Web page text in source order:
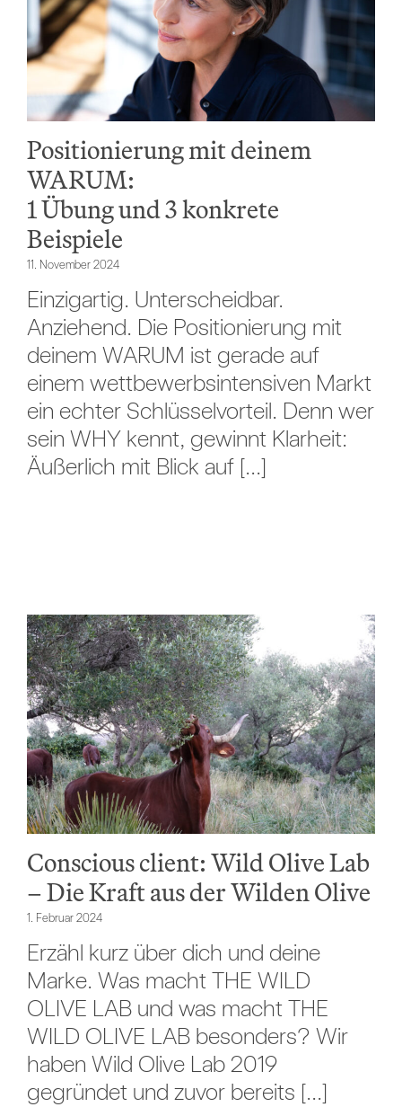
Positionierung mit deinem
WARUM:
1 Übung und 3 konkrete
Beispiele
11. November 2024
Einzigartig. Unterscheidbar.
Anziehend. Die Positionierung mit
deinem WARUM ist gerade auf
einem wettbewerbsintensiven Markt
ein echter Schlüsselvorteil. Denn wer
sein WHY kennt, gewinnt Klarheit:
Äußerlich mit Blick auf [...]
Conscious client: Wild Olive Lab
– Die Kraft aus der Wilden Olive
1. Februar 2024
Erzähl kurz über dich und deine
Marke. Was macht THE WILD
OLIVE LAB und was macht THE
WILD OLIVE LAB besonders? Wir
haben Wild Olive Lab 2019
gegründet und zuvor bereits [...]